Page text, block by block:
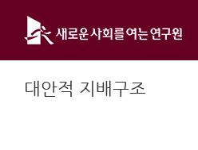
content
대안적 지배구조